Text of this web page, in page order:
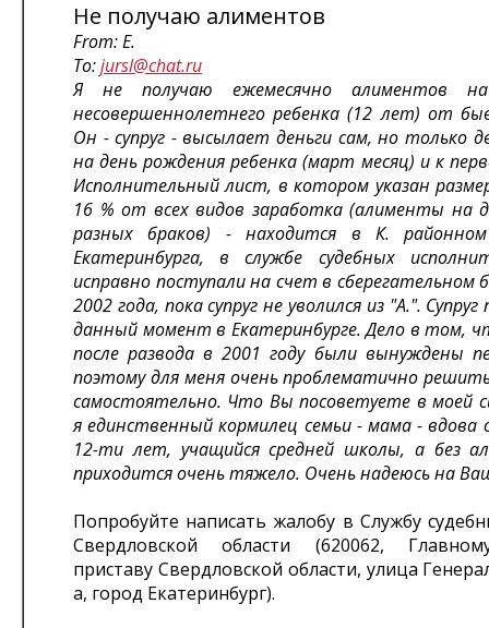
Не получаю алиментов
From: E.
To:jursl@chat.ru
Я не получаю ежемесячно алиментов на
несовершеннолетнего ребенка (12 лет) от
Он - супруг - высылает деньги сам, но только
на день рождения ребенка (март месяц) и к
Исполнительный лист, в котором указан
16 % от всех видов заработка (алименты на
разных браков) - находится в К. районном
Екатеринбурга, в службе судебных
исправно поступали на счет в сберегательном
2002 года, пока супруг не уволился из "А.".
данный момент в Екатеринбурге. Дело в том,
после развода в 2001 году были вынуждены
поэтому для меня очень проблематично
самостоятельно. Что Вы посоветуете в моей
я единственный кормилец семьи - мама - вдова
12-ти лет, учащийся средней школы, а без
приходится очень тяжело. Очень надеюсь на
Попробуйте написать жалобу в Службу
Свердловской области (620062,
приставу Свердловской области, улица
а, город Екатеринбург).